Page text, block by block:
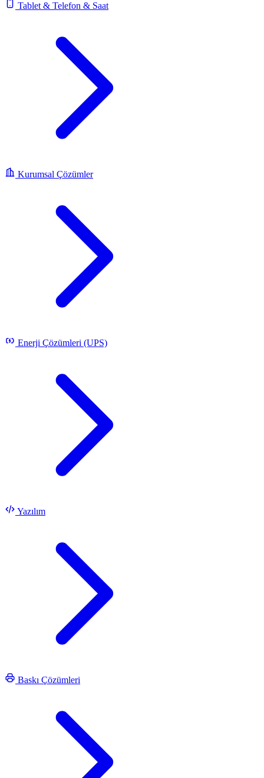
Tablet & Telefon & Saat
Kurumsal Çözümler
Enerji Çözümleri (UPS)
Yazılım
Baskı Çözümleri